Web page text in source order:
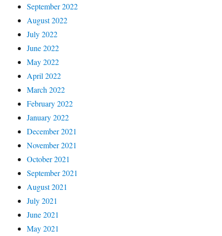
September 2022
August 2022
July 2022
June 2022
May 2022
April 2022
March 2022
February 2022
January 2022
December 2021
November 2021
October 2021
September 2021
August 2021
July 2021
June 2021
May 2021